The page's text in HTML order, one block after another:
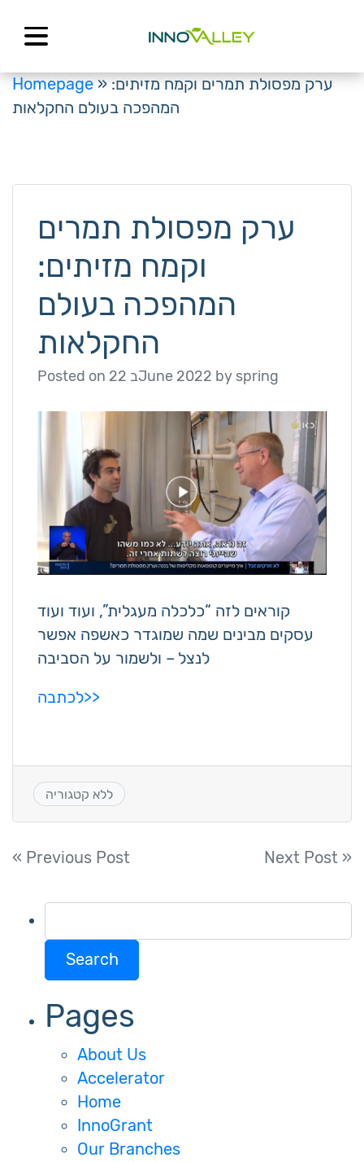
Homepage»ערק מפסולת תמרים וקמח מזיתים:
המהפכה בעולם החקלאות
ערק מפסולת תמרים
וקמח מזיתים:
המהפכה בעולם
החקלאות
Posted on 22 בJune 2022 by spring
קוראים לזה “כלכלה מעגלית”, ועוד ועוד
עסקים מבינים שמה שמוגדר כאשפה אפשר
לנצל – ולשמור על הסביבה
לכתבה>>
ללא קטגוריה
Post
navigation
« Previous Post Next Post »
for:
Pages
About Us
Accelerator
Home
InnoGrant
Our Branches